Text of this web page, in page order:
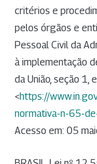
critérios e
pelos órgãos e
Pessoal Civil da
à implementação
da União, seção 1,
<https://
normativa-n-65-
Acesso em: 05